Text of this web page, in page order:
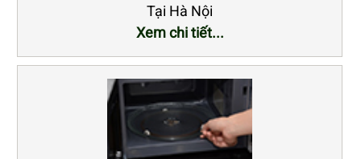
Tại Hà Nội
Xem chi tiết...